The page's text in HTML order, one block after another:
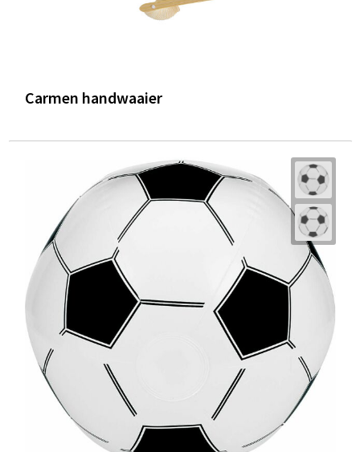
Carmen handwaaier